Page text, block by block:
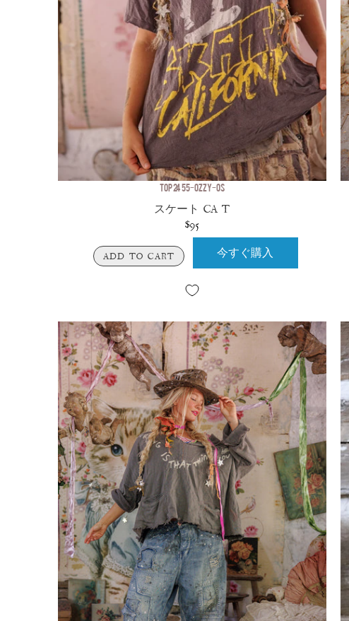
TOP 2455-OZZY-OS
スケート CA T
$95
ADD TO CART 今すぐ購入